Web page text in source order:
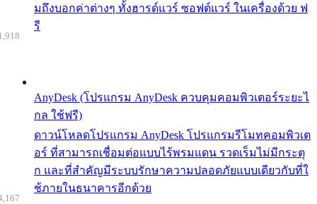
มถึงบอกค่าต่างๆ ทั้งฮารด์แวร์ ซอฟต์แวร์ ในเครื่องด้วย ฟ
รี
AnyDesk (โปรแกรม AnyDesk ควบคุมคอมพิวเตอร์ระยะไ
กล ใช้ฟรี)
ดาวน์โหลดโปรแกรม AnyDesk โปรแกรมรีโมทคอมพิวเต
อร์ ที่สามารถเชื่อมต่อแบบไร้พรมแดน รวดเร็มไม่มีกระตุ
ก และที่สำคัญมีระบบรักษาความปลอดภัยแบบเดียวกับที่ใ
ช้ภายในธนาคารอีกด้วย